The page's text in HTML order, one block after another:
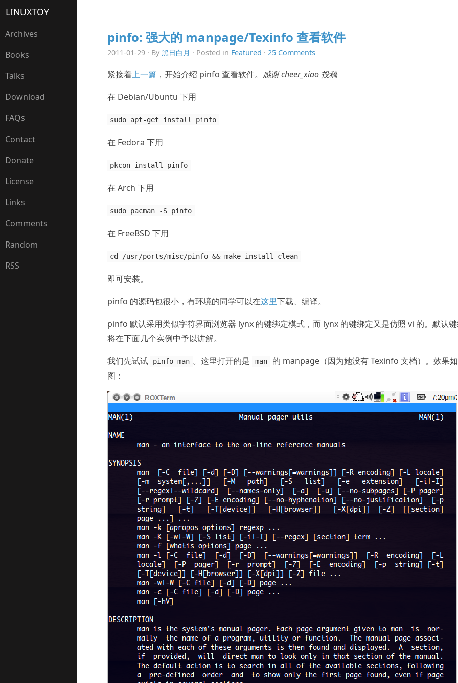
LINUXTOY
Archives
Books
Talks
Download
FAQs
Contact
Donate
License
Links
Comments
Random
RSS
pinfo: 强大的 manpage/Texinfo 查看软件
2011-01-29 · By 黑日白月 · Posted in Featured · 25 Comments
紧接着上一篇 ，开始介绍 pinfo 查看软件。 感谢 cheer_xiao 投稿
在 Debian/Ubuntu 下用
sudo apt-get install pinfo
在 Fedora 下用
pkcon install pinfo
在 Arch 下用
sudo pacman -S pinfo
在 FreeBSD 下用
cd /usr/ports/misc/pinfo && make install clean
即可安装。
pinfo 的源码包很小，有环境的同学可以在这里下载、编译。
pinfo 默认采用类似字符界面浏览器 lynx 的键绑定模式，而 lynx 的键绑定又是仿照 vi 的。默认
将在下面几个实例中予以讲解。
我们先试试
pinfo man 。这里打开的是 man
的 manpage（因为她没有 Texinfo 文档）。效果如
图：